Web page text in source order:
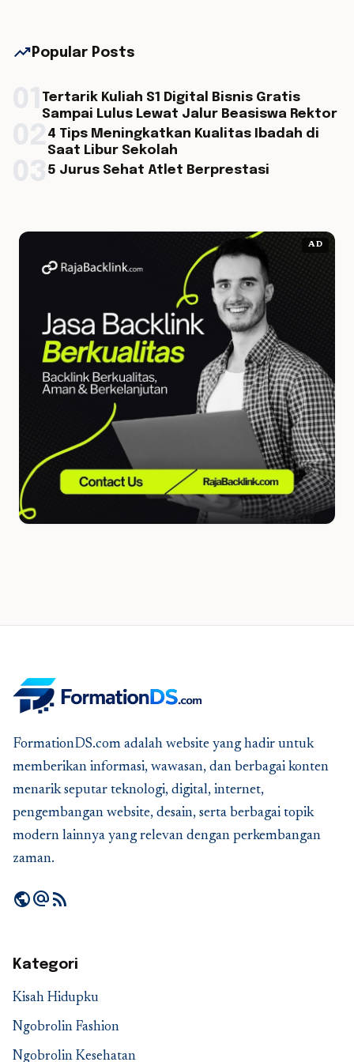
trending_up Popular Posts
Tertarik Kuliah S1 Digital Bisnis Gratis
Sampai Lulus Lewat Jalur Beasiswa Rektor
4 Tips Meningkatkan Kualitas Ibadah di
Saat Libur Sekolah
5 Jurus Sehat Atlet Berprestasi
AD
FormationDS.com adalah website yang hadir untuk
memberikan informasi, wawasan, dan berbagai konten
menarik seputar teknologi, digital, internet,
pengembangan website, desain, serta berbagai topik
modern lainnya yang relevan dengan perkembangan
zaman.
publicalternate_emailrss_feed
Kategori
Kisah Hidupku
Ngobrolin Fashion
Ngobrolin Kesehatan